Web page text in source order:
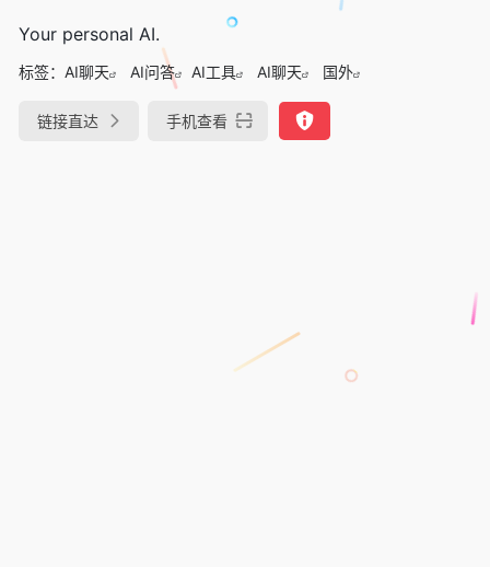
Your personal ΑΙ.
标签： AI聊天 AI问答 AI工具 AI聊天 国外
链接直达 手机查看